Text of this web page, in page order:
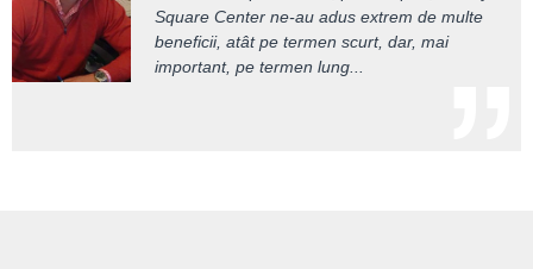
Square Center ne-au adus extrem de multe
beneficii, atât pe termen scurt, dar, mai
important, pe termen lung...
multe. Faptul că în toată această perioadă și
în urma acestor controale nu am primit nici
măcar o amendă...
înseamnă o interpretare corectă a legislației
muncii. City Square m-a ajutat să văd câte
avantaje...